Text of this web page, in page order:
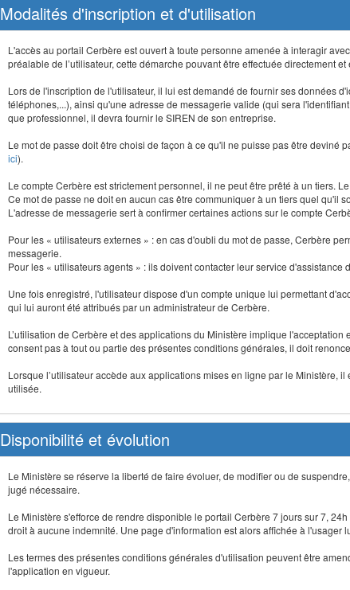
Modalités d'inscription et d'utilisation
L'accès au portail Cerbère est ouvert à toute personne amenée à interagir
préalable de l’utilisateur, cette démarche pouvant être effectuée directement
Lors de l'inscription de l'utilisateur, il lui est demandé de fournir ses données
téléphones,...), ainsi qu'une adresse de messagerie valide (qui sera
que professionnel, il devra fournir le SIREN de son entreprise.
Le mot de passe doit être choisi de façon à ce qu'il ne puisse pas être
ici).
Le compte Cerbère est strictement personnel, il ne peut être prêté à un tiers.
Ce mot de passe ne doit en aucun cas être communiquer à un tiers quel qu'il
L'adresse de messagerie sert à confirmer certaines actions sur le compte
Pour les « utilisateurs externes » : en cas d'oubli du mot de passe, Cerbère
messagerie.
Pour les « utilisateurs agents » : ils doivent contacter leur service d'assistance
Une fois enregistré, l'utilisateur dispose d'un compte unique lui permettant
qui lui auront été attribués par un administrateur de Cerbère.
L’utilisation de Cerbère et des applications du Ministère implique
consent pas à tout ou partie des présentes conditions générales, il doit
Lorsque l’utilisateur accède aux applications mises en ligne par le Ministère,
utilisée.
Disponibilité et évolution
Le Ministère se réserve la liberté de faire évoluer, de modifier ou de
jugé nécessaire.
Le Ministère s'efforce de rendre disponible le portail Cerbère 7 jours sur 7,
droit à aucune indemnité. Une page d'information est alors affichée à l'usager
Les termes des présentes conditions générales d'utilisation peuvent être
l'application en vigueur.